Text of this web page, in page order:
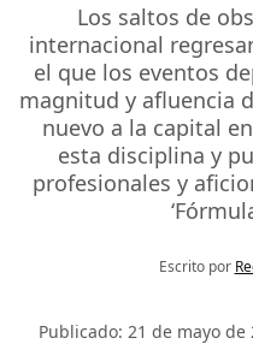
Los saltos de
internacional
el que los eventos
magnitud y afluencia
nuevo a la capital
esta disciplina y
profesionales y
Escrito por
Publicado: 21 de mayo